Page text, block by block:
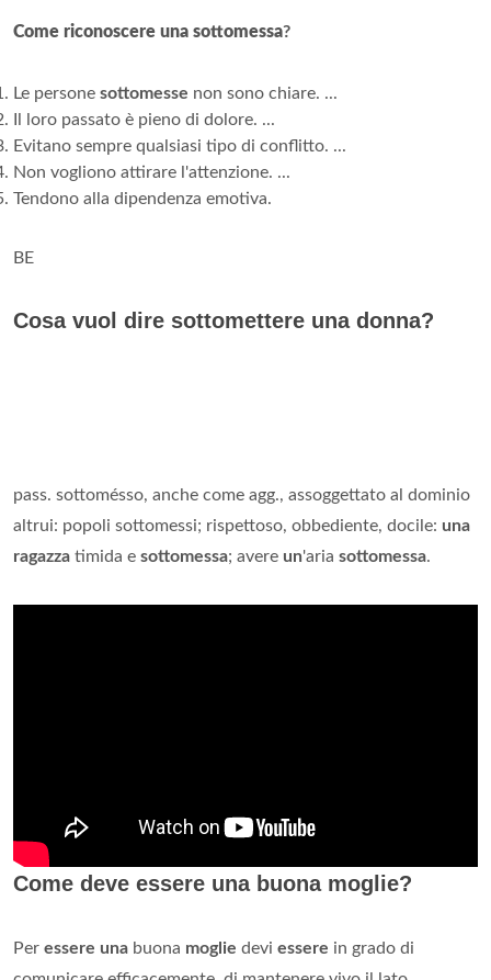
Come riconoscere una sottomessa?
Le persone sottomesse non sono chiare. ...
Il loro passato è pieno di dolore. ...
Evitano sempre qualsiasi tipo di conflitto. ...
Non vogliono attirare l'attenzione. ...
Tendono alla dipendenza emotiva.
BE
Cosa vuol dire sottomettere una donna?
pass. sottomésso, anche come agg., assoggettato al dominio
altrui: popoli sottomessi; rispettoso, obbediente, docile: una
ragazza timida e sottomessa; avere un'aria sottomessa.
Come deve essere una buona moglie?
Per essere una buona moglie devi essere in grado di